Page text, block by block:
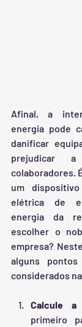
Afinal, a
energia pode
danificar
prejudicar
colaboradores.
um
elétrica de
energia da
escolher o
empresa?
alguns
considerados
Calcule a
primeiro